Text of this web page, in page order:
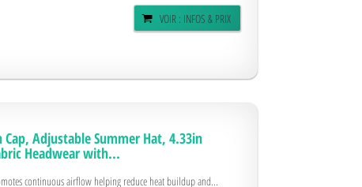
VOIR : INFOS & PRIX
Adjustable Summer Hat, 4.33in
Headwear with...
continuous airflow helping reduce heat buildup and...